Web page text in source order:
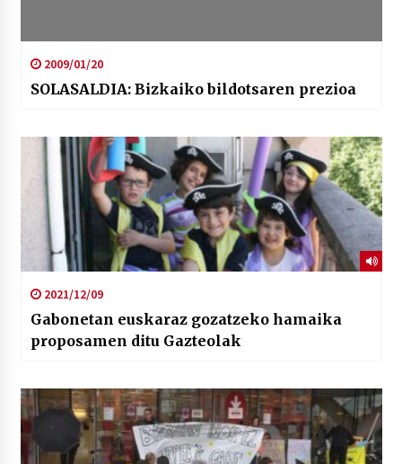
2009/01/20
SOLASALDIA: Bizkaiko bildotsaren prezioa
2021/12/09
Gabonetan euskaraz gozatzeko hamaika
proposamen ditu Gazteolak